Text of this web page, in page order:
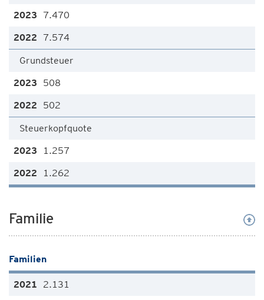
7.470
7.574
Grundsteuer
508
502
Steuerkopfquote
1.257
1.262
Familie
Familien
2.131